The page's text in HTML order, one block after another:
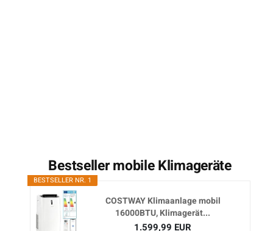
Bestseller mobile Klimageräte
BESTSELLER NR. 1
COSTWAY Klimaanlage mobil
16000BTU, Klimagerät...
1.599,99 EUR